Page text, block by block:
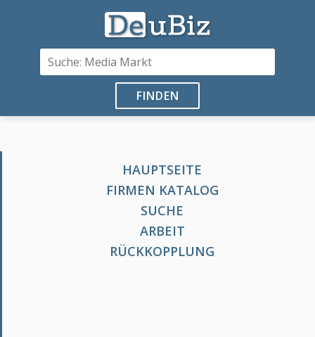
FINDEN
HAUPTSEITE
FIRMEN KATALOG
SUCHE
ARBEIT
RÜCKKOPPLUNG